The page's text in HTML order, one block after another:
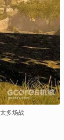
多场战